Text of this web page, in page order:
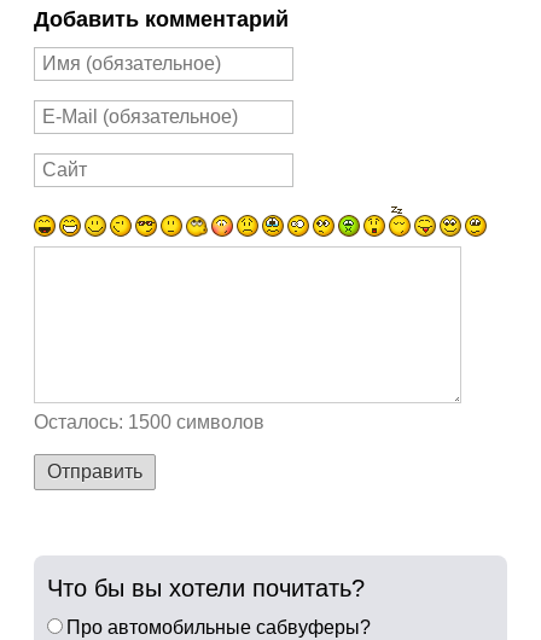
Добавить комментарий
Осталось: 1500 символов
Отправить
Что бы вы хотели почитать?
Про автомобильные сабвуферы?